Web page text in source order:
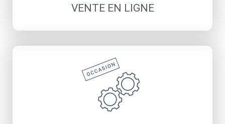
VENTE EN LIGNE
Compresseurs
Traitement d’air
Autre matériel
Pièces détachées
Découvrir